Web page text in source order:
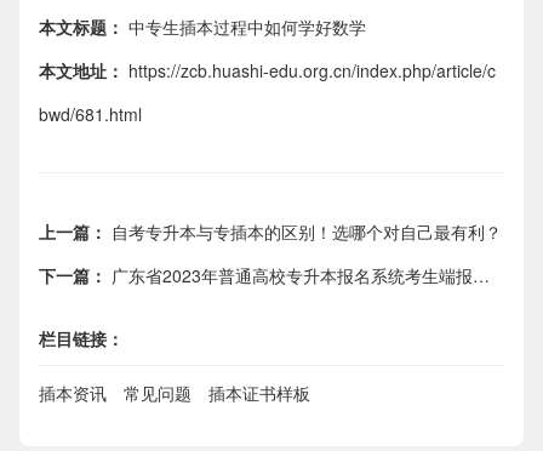
本文标题： 中专生插本过程中如何学好数学
本文地址： https://zcb.huashi-edu.org.cn/index.php/article/c
bwd/681.html
上一篇： 自考专升本与专插本的区别！选哪个对自己最有利？
下一篇： 广东省2023年普通高校专升本报名系统考生端报名常见问题解答
栏目链接：
插本资讯 常见问题 插本证书样板